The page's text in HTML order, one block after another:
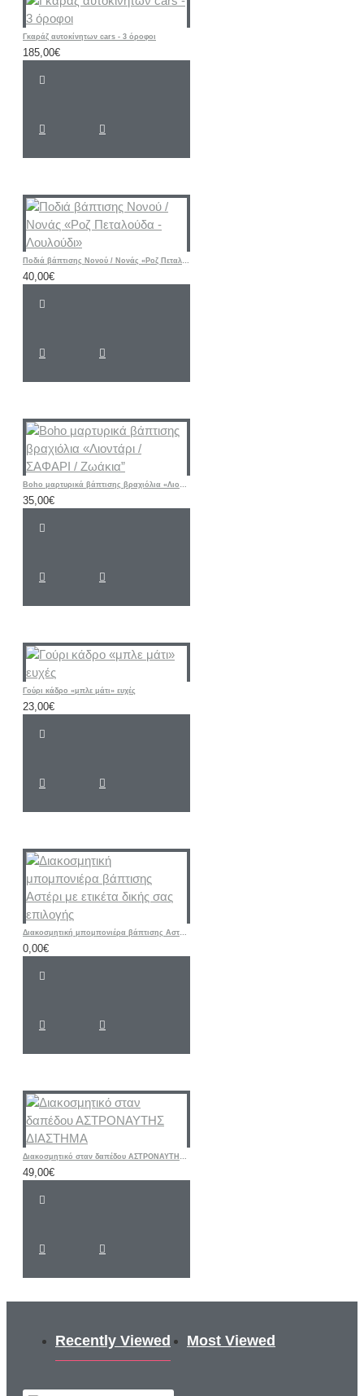
Γκαράζ αυτοκίνητων cars - 3 όροφοι
185,00€
Ποδιά βάπτισης Νονού / Νονάς «Ροζ Πεταλούδα - Λουλούδι»
40,00€
Boho μαρτυρικά βάπτισης βραχιόλια «Λιοντάρι / ΣΑΦΑΡΙ / Ζωάκια”
35,00€
Γούρι κάδρο «μπλε μάτι» ευχές
23,00€
Διακοσμητική μπομπονιέρα βάπτισης Αστέρι με ετικέτα δικής σας επιλογής
0,00€
Διακοσμητικό σταν δαπέδου ΑΣΤΡΟΝΑΥΤΗΣ ΔΙΑΣΤΗΜΑ
49,00€
Recently Viewed Most Viewed